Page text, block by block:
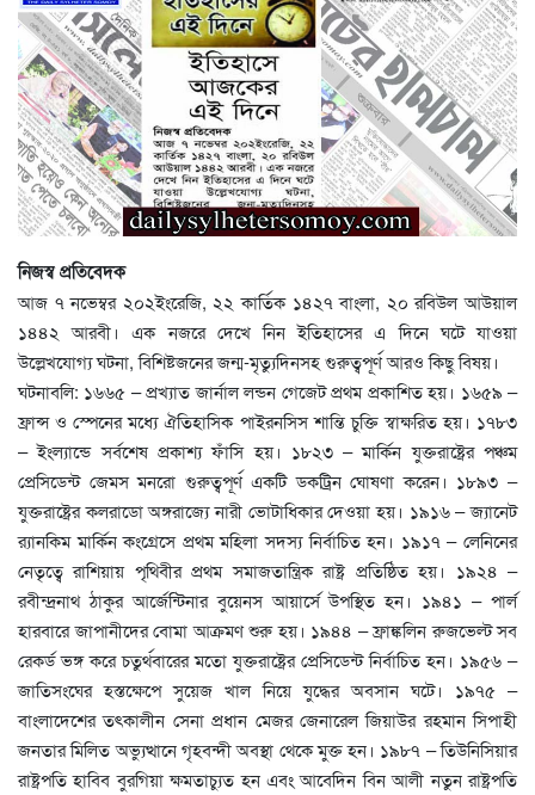
নিজস্ব প্রতিবেদক
আজ ৭ নভেম্বর ২০২ইংরেজি, ২২ কার্তিক ১৪২৭ বাংলা, ২০ রবিউল আউয়াল
১৪৪২ আরবী। এক নজরে দেখে নিন ইতিহাসের এ দিনে ঘটে যাওয়া
উল্লেখযোগ্য ঘটনা, বিশিষ্টজনের জন্ম-মৃত্যুদিনসহ গুরুত্বপূর্ণ আরও কিছু বিষয়।
ঘটনাবলি: ১৬৬৫ – প্রখ্যাত জার্নাল লন্ডন গেজেট প্রথম প্রকাশিত হয়। ১৬৫৯ –
ফ্রান্স ও স্পেনের মধ্যে ঐতিহাসিক পাইরনসিস শান্তি চুক্তি স্বাক্ষরিত হয়। ১৭৮৩
– ইংল্যান্ডে সর্বশেষ প্রকাশ্য ফাঁসি হয়। ১৮২৩ – মার্কিন যুক্তরাষ্ট্রের পঞ্চম
প্রেসিডেন্ট জেমস মনরো গুরুত্বপূর্ণ একটি ডকট্রিন ঘোষণা করেন। ১৮৯৩ –
যুক্তরাষ্ট্রের কলরাডো অঙ্গরাজ্যে নারী ভোটাধিকার দেওয়া হয়। ১৯১৬ – জ্যানেট
র‌্যানকিম মার্কিন কংগ্রেসে প্রথম মহিলা সদস্য নির্বাচিত হন। ১৯১৭ – লেনিনের
নেতৃত্বে রাশিয়ায় পৃথিবীর প্রথম সমাজতান্ত্রিক রাষ্ট্র প্রতিষ্ঠিত হয়। ১৯২৪ –
রবীন্দ্রনাথ ঠাকুর আর্জেন্টিনার বুয়েনস আয়ার্সে উপস্থিত হন। ১৯৪১ – পার্ল
হারবারে জাপানীদের বোমা আক্রমণ শুরু হয়। ১৯৪৪ – ফ্রাঙ্কলিন রুজভেল্ট সব
রেকর্ড ভঙ্গ করে চতুর্থবারের মতো যুক্তরাষ্ট্রের প্রেসিডেন্ট নির্বাচিত হন। ১৯৫৬ –
জাতিসংঘের হস্তক্ষেপে সুয়েজ খাল নিয়ে যুদ্ধের অবসান ঘটে। ১৯৭৫ –
বাংলাদেশের তৎকালীন সেনা প্রধান মেজর জেনারেল জিয়াউর রহমান সিপাহী
জনতার মিলিত অভ্যুত্থানে গৃহবন্দী অবস্থা থেকে মুক্ত হন। ১৯৮৭ – তিউনিসিয়ার
রাষ্ট্রপতি হাবিব বুরগিয়া ক্ষমতাচ্যুত হন এবং আবেদিন বিন আলী নতুন রাষ্ট্রপতি